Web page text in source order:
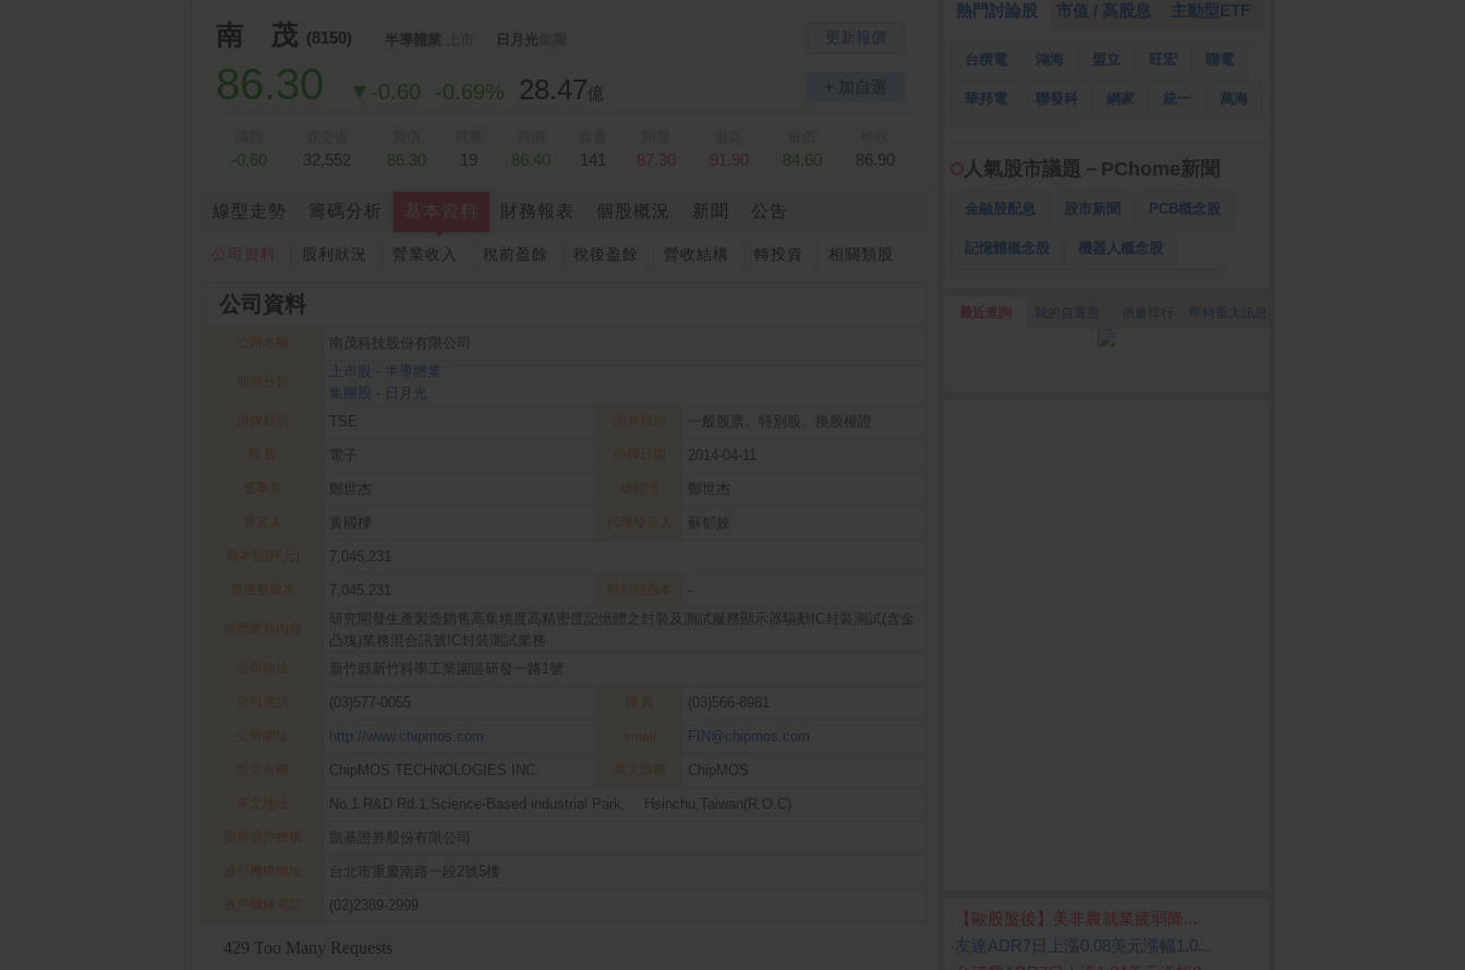
更新報價
南 茂(8150) 半導體業 日月光集團
86.30 ▼-0.60 -0.69% 28.47億
-0.60 32,552 86.30 19 86.40 141 87.30 91.90 84.60 86.90
+ 加自選
線型走勢 籌碼分析 基本資料 財務報表 個股概況 新聞 公告
公司資料 股利狀況 營業收入 稅前盈餘 稅後盈餘 營收結構 轉投資 相關類股
公司資料
公司名稱 南茂科技股份有限公司
上市股 - 半導體業
集團股 - 日月光
TSE 證券類別 一般股票、特別股、換股權證
電子 2014-04-11
鄭世杰 總經理 鄭世杰
發言人 黃國樑 代理發言人 蘇郁姣
資本額(仟元) 7,045,231
7,045,231 -
經營業務內容
研究開發生產製造銷售高集積度高精密度記憶體之封裝及測試服務顯示器驅動IC封裝測試(含金
凸塊)業務混合訊號IC封裝測試業務
新竹縣新竹科學工業園區研發一路1號
(03)577-0055 (03)566-8981
http://www.chipmos.com email FIN@chipmos.com
英文全稱 ChipMOS TECHNOLOGIES INC. ChipMOS
No.1 R&D Rd.1,Science-Based industrial Park, Hsinchu,Taiwan(R.O.C)
股票過戶機構 凱基證券股份有限公司
過戶機構地址 台北市重慶南路一段2號5樓
過戶機構電話 (02)2389-2999
熱門討論股 市值 / 高股息 主動型ETF
台積電 鴻海 盟立 旺宏 聯電
華邦電 聯發科 網家 統一 萬海
人氣股市議題－PChome新聞
金融股配息 股市新聞 PCB概念股
記憶體概念股 機器人概念股
最近查詢 我的自選股 價量排行 即時重大訊息
【歐股盤後】美非農就業疲弱降...
友達ADR7日上漲0.08美元漲幅1.0...